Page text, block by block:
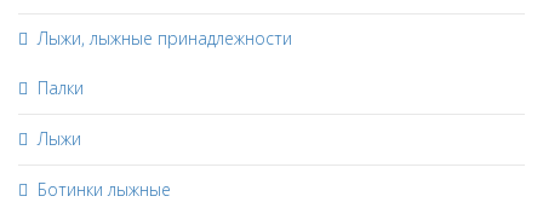
Лыжи, лыжные принадлежности
Палки
Лыжи
Ботинки лыжные